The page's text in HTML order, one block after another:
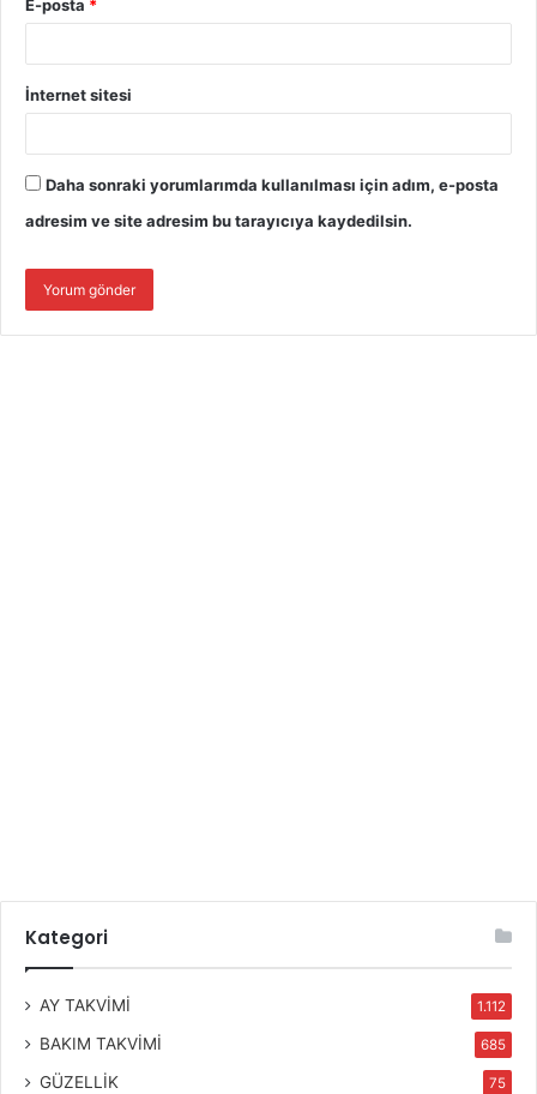
E-posta *
İnternet sitesi
Daha sonraki yorumlarımda kullanılması için adım, e-posta
adresim ve site adresim bu tarayıcıya kaydedilsin.
Kategori
AY TAKVİMİ 1.112
BAKIM TAKVİMİ 685
GÜZELLİK 75